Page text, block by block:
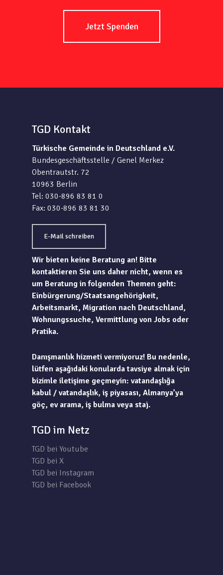
Jetzt Spenden
TGD Kontakt
Türkische Gemeinde in Deutschland e.V.
Bundesgeschäftsstelle / Genel Merkez
Obentrautstr. 72
10963 Berlin
Tel: 030-896 83 81 0
Fax: 030-896 83 81 30
E-Mail schreiben
Wir bieten keine Beratung an! Bitte
kontaktieren Sie uns daher nicht, wenn es
um Beratung in folgenden Themen geht:
Einbürgerung/Staatsangehörigkeit,
Arbeitsmarkt, Migration nach Deutschland,
Wohnungssuche, Vermittlung von Jobs oder
Pratika.
Danışmanlık hizmeti vermiyoruz! Bu nedenle,
lütfen aşağıdaki konularda tavsiye almak için
bizimle iletişime geçmeyin: vatandaşlığa
kabul / vatandaşlık, iş piyasası, Almanya’ya
göç, ev arama, iş bulma veya staj.
TGD im Netz
TGD bei Youtube
TGD bei X
TGD bei Instagram
TGD bei Facebook